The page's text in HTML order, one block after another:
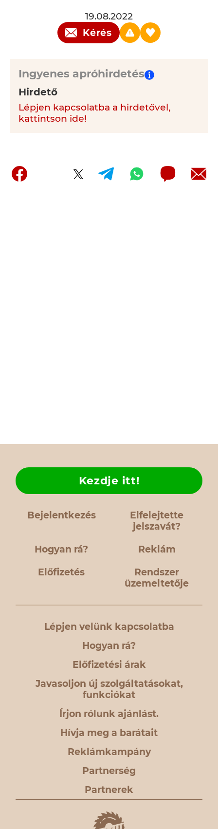
19.08.2022
Kérés
Ingyenes apróhirdetés
Hirdető
Lépjen kapcsolatba a hirdetővel,
kattintson ide!
Bejelentkezés
Elfelejtette
jelszavát?
Hogyan rá?
Kezdje itt!
Reklám
Előfizetés
Rendszer
üzemeltetője
Lépjen velünk kapcsolatba
Hogyan rá?
Előfizetési árak
Javasoljon új szolgáltatásokat,
funkciókat
Írjon rólunk ajánlást.
Hívja meg a barátait
Reklámkampány
Partnerség
Partnerek